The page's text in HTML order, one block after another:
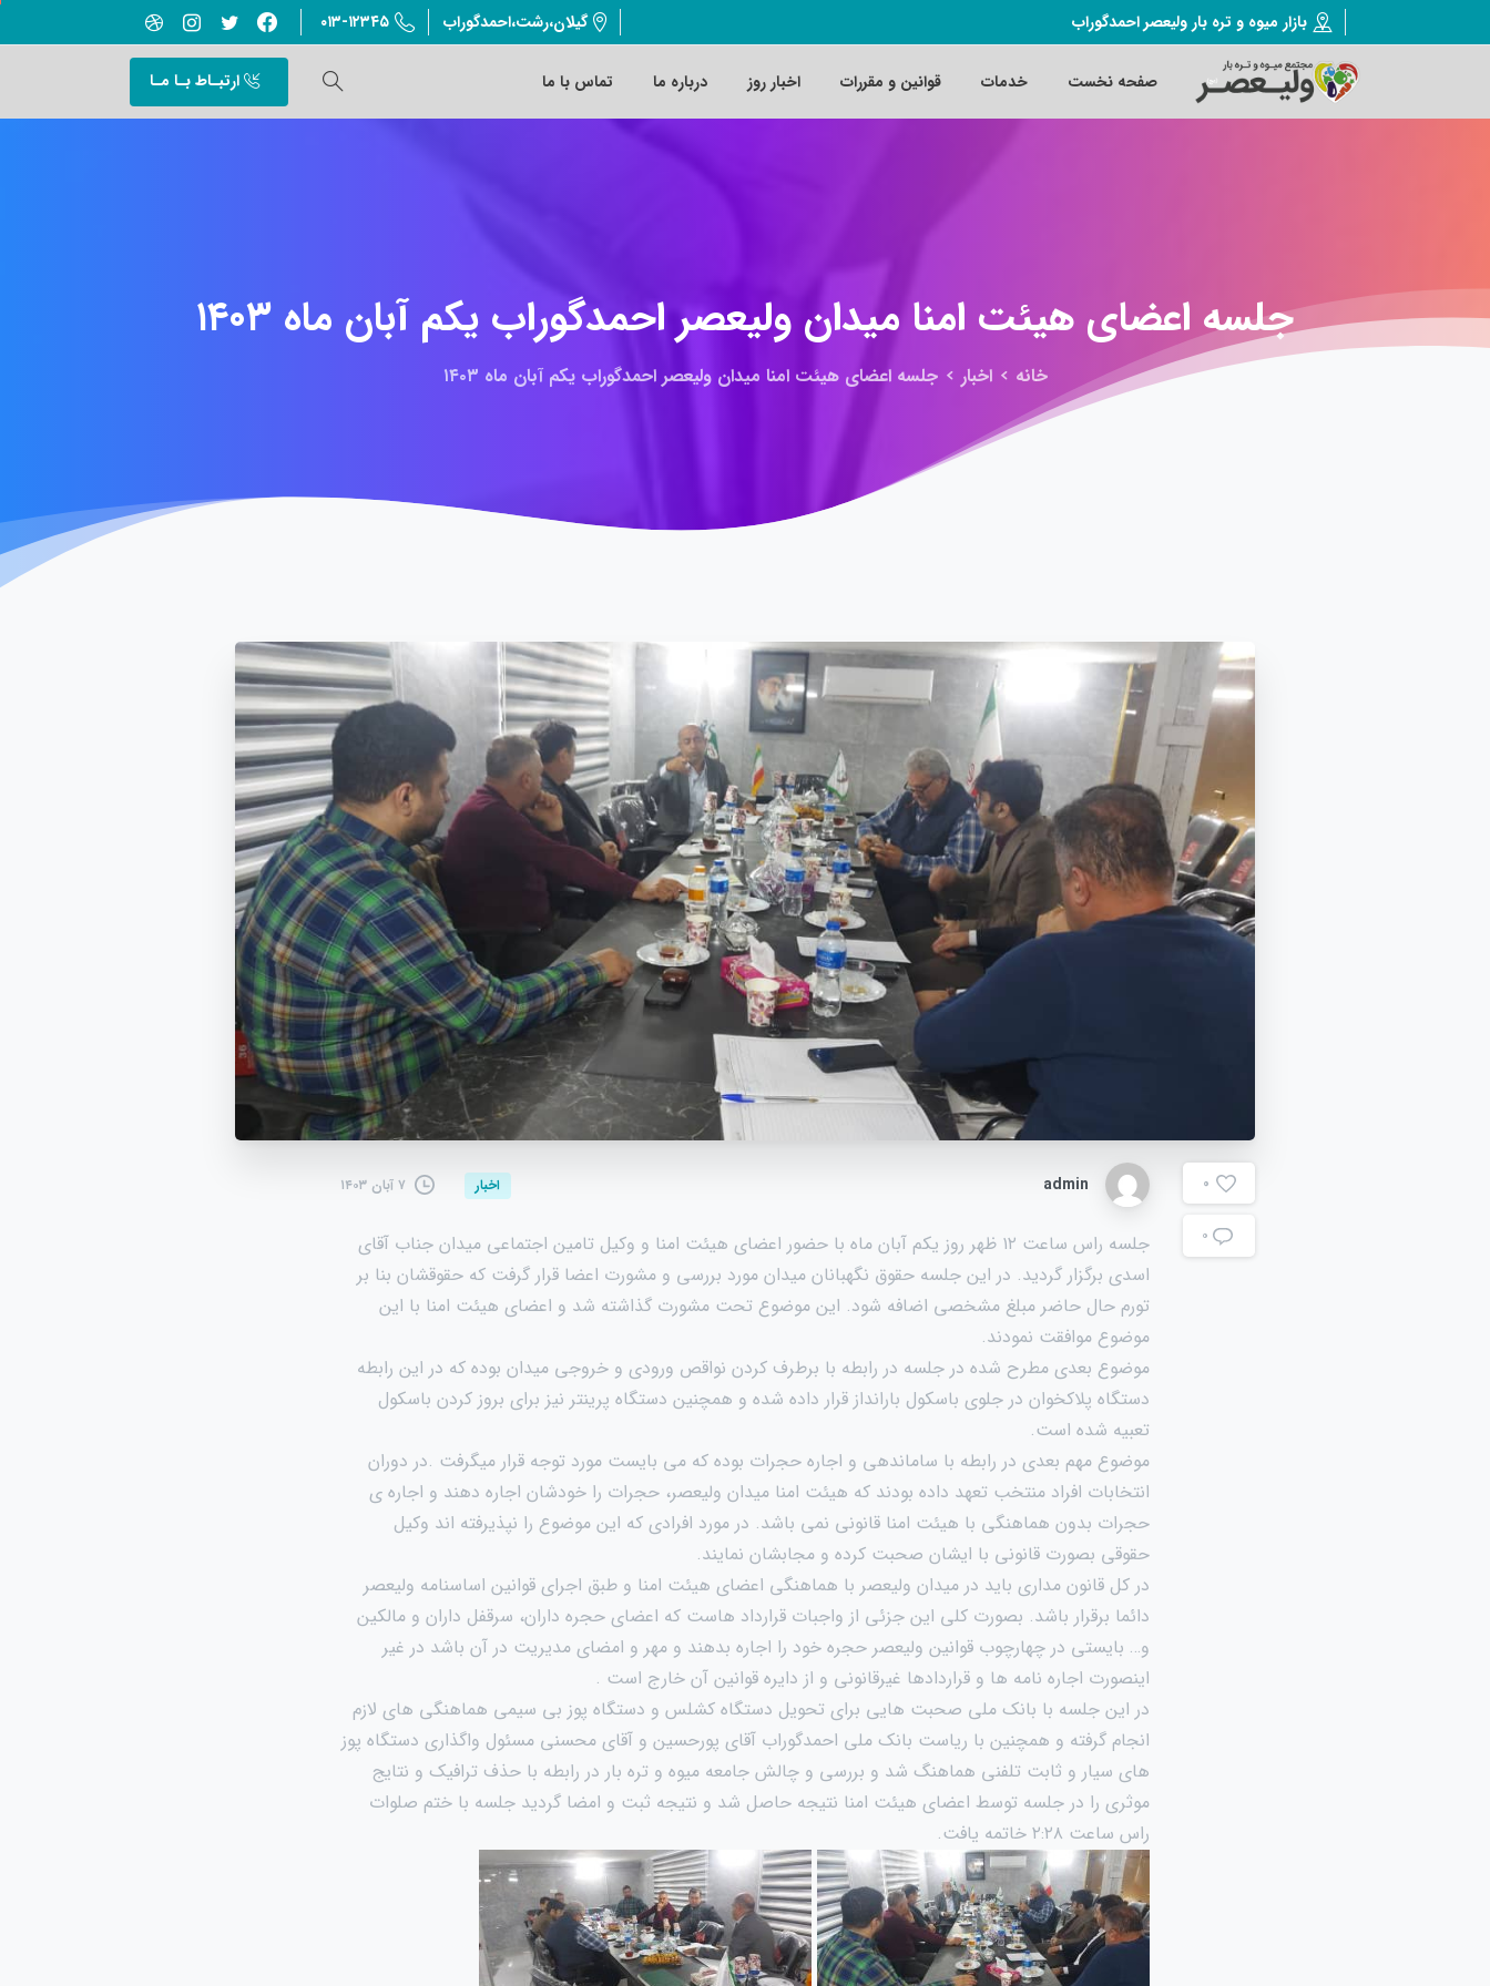
بازار میوه و تره بار ولیعصر احمدگوراب گیلان،رشت،احمدگوراب ۰۱۳-۱۲۳۴۵
صفحه نخست خدمات قوانین و مقررات اخبار روز درباره ما تماس با ما ارتبـاط بـا مـا
جلسه اعضای هیئت امنا میدان ولیعصر احمدگوراب یکم آبان ماه ۱۴۰۳
خانه اخبار جلسه اعضای هیئت امنا میدان ولیعصر احمدگوراب یکم آبان ماه ۱۴۰۳
0
۰
admin اخبار ۷ آبان ۱۴۰۳
جلسه راس ساعت ۱۲ ظهر روز یکم آبان ماه با حضور اعضای هیئت امنا و وکیل تامین اجتماعی میدان جناب آقای
اسدی برگزار گردید. در این جلسه حقوق نگهبانان میدان مورد بررسی و مشورت اعضا قرار گرفت که حقوقشان بنا بر
تورم حال حاضر مبلغ مشخصی اضافه شود. این موضوع تحت مشورت گذاشته شد و اعضای هیئت امنا با این
موضوع موافقت نمودند.
موضوع بعدی مطرح شده در جلسه در رابطه با برطرف کردن نواقص ورودی و خروجی میدان بوده که در این رابطه
دستگاه پلاکخوان در جلوی باسکول بارانداز قرار داده شده و همچنین دستگاه پرینتر نیز برای بروز کردن باسکول
تعبیه شده است.
موضوع مهم بعدی در رابطه با ساماندهی و اجاره حجرات بوده که می بایست مورد توجه قرار میگرفت .در دوران
انتخابات افراد منتخب تعهد داده بودند که هیئت امنا میدان ولیعصر، حجرات را خودشان اجاره دهند و اجاره ی
حجرات بدون هماهنگی با هیئت امنا قانونی نمی باشد. در مورد افرادی که این موضوع را نپذیرفته اند وکیل
حقوقی بصورت قانونی با ایشان صحبت کرده و مجابشان نمایند.
در کل قانون مداری باید در میدان ولیعصر با هماهنگی اعضای هیئت امنا و طبق اجرای قوانین اساسنامه ولیعصر
دائما برقرار باشد. بصورت کلی این جزئی از واجبات قرارداد هاست که اعضای حجره داران، سرقفل داران و مالکین
و… بایستی در چهارچوب قوانین ولیعصر حجره خود را اجاره بدهند و مهر و امضای مدیریت در آن باشد در غیر
اینصورت اجاره نامه ها و قراردادها غیرقانونی و از دایره قوانین آن خارج است .
در این جلسه با بانک ملی صحبت هایی برای تحویل دستگاه کشلس و دستگاه پوز بی سیمی هماهنگی های لازم
انجام گرفته و همچنین با ریاست بانک ملی احمدگوراب آقای پورحسین و آقای محسنی مسئول واگذاری دستگاه پوز
های سیار و ثابت تلفنی هماهنگ شد و بررسی و چالش جامعه میوه و تره بار در رابطه با حذف ترافیک و نتایج
موثری را در جلسه توسط اعضای هیئت امنا نتیجه حاصل شد و نتیجه ثبت و امضا گردید جلسه با ختم صلوات
راس ساعت ۲:۲۸ خاتمه یافت.